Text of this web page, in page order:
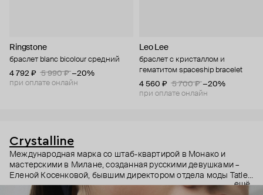
Ringstone
браслет blanc bicolour средний
4 792 ₽
5 990 ₽ −20%
при оплате онлайн
Leo Lee
браслет с кристаллом и
гематитом spaceship bracelet
4 560 ₽
5 700 ₽ −20%
при оплате онлайн
Crystalline
Международная марка со штаб-квартирой в Монако и
мастерскими в Милане, созданная русскими девушками –
Еленой Косенковой, бывшим директором отдела моды Tatler,
и Кирой Похитон, экс-издателем Vogue Russia. Украшенияещё